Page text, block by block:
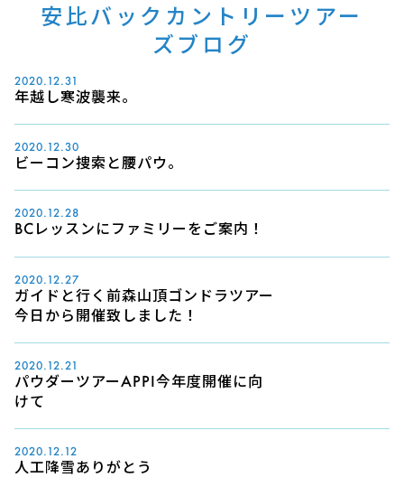
安比バックカントリーツアー
ズブログ
2020.12.31
年越し寒波襲来。
2020.12.30
ビーコン捜索と腰パウ。
2020.12.28
BCレッスンにファミリーをご案内！
2020.12.27
ガイドと行く前森山頂ゴンドラツアー
今日から開催致しました！
2020.12.21
パウダーツアーAPPI今年度開催に向
けて
2020.12.12
人工降雪ありがとう